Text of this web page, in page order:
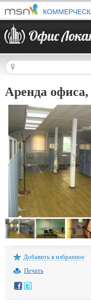
Аренда
Добавить в избранное
Печать